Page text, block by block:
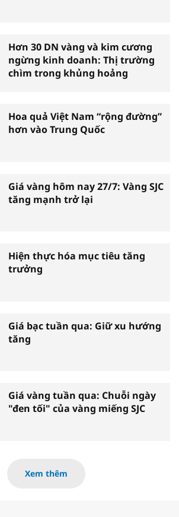
Hơn 30 DN vàng và kim cương
ngừng kinh doanh: Thị trường
chìm trong khủng hoảng
Hoa quả Việt Nam “rộng đường”
hơn vào Trung Quốc
Giá vàng hôm nay 27/7: Vàng SJC
tăng mạnh trở lại
Hiện thực hóa mục tiêu tăng
trưởng
Giá bạc tuần qua: Giữ xu hướng
tăng
Giá vàng tuần qua: Chuỗi ngày
"đen tối" của vàng miếng SJC
Xem thêm